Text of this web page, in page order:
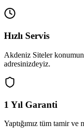
Hızlı Servis
Akdeniz Siteler
adresinizdeyiz.
1 Yıl Garanti
Yaptığımız tüm tamir